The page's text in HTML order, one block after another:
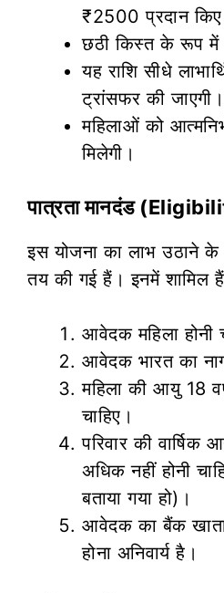
₹2500 प्रदान किए
छठी किस्त के रूप में
यह राशि सीधे
ट्रांसफर की जाएगी।
महिलाओं को
मिलेगी।
पात्रता मानदंड
इस योजना का लाभ उठाने के
तय की गई हैं। इनमें शामिल
आवेदक महिला होनी
आवेदक भारत का
महिला की आयु 18
चाहिए।
परिवार की वार्षिक
अधिक नहीं होनी
बताया गया हो)।
आवेदक का बैंक
होना अनिवार्य है।